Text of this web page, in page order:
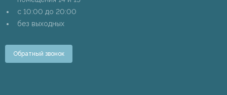
c 10:00 до 20:00
без выходных
Обратный звонок